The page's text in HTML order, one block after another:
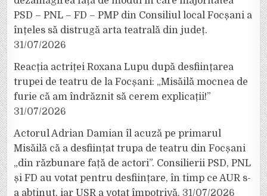
PSD – PNL – FD – PMP din Consiliul local Focșani a
înțeles să distrugă arta teatrală din județ.
31/07/2026
Reacția actriței Roxana Lupu după desființarea
trupei de teatru de la Focșani: „Misăilă mocnea de
furie că am îndrăznit să cerem explicații!”
31/07/2026
Actorul Adrian Damian îl acuză pe primarul
Misăilă că a desființat trupa de teatru din Focșani
„din răzbunare față de actori”. Consilierii PSD, PNL
și FD au votat pentru desființare, în timp ce AUR s-
a abținut, iar USR a votat împotrivă. 31/07/2026